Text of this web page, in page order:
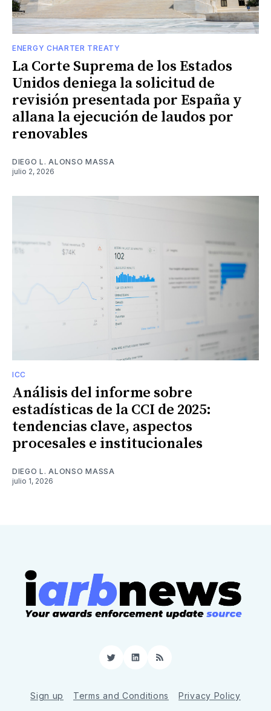
ENERGY CHARTER TREATY
La Corte Suprema de los Estados
Unidos deniega la solicitud de
revisión presentada por España y
allana la ejecución de laudos por
renovables
DIEGO L. ALONSO MASSA
julio 2, 2026
ICC
Análisis del informe sobre
estadísticas de la CCI de 2025:
tendencias clave, aspectos
procesales e institucionales
DIEGO L. ALONSO MASSA
julio 1, 2026
TwitterLinkedIn
RSS
Sign up Terms and Conditions Privacy Policy